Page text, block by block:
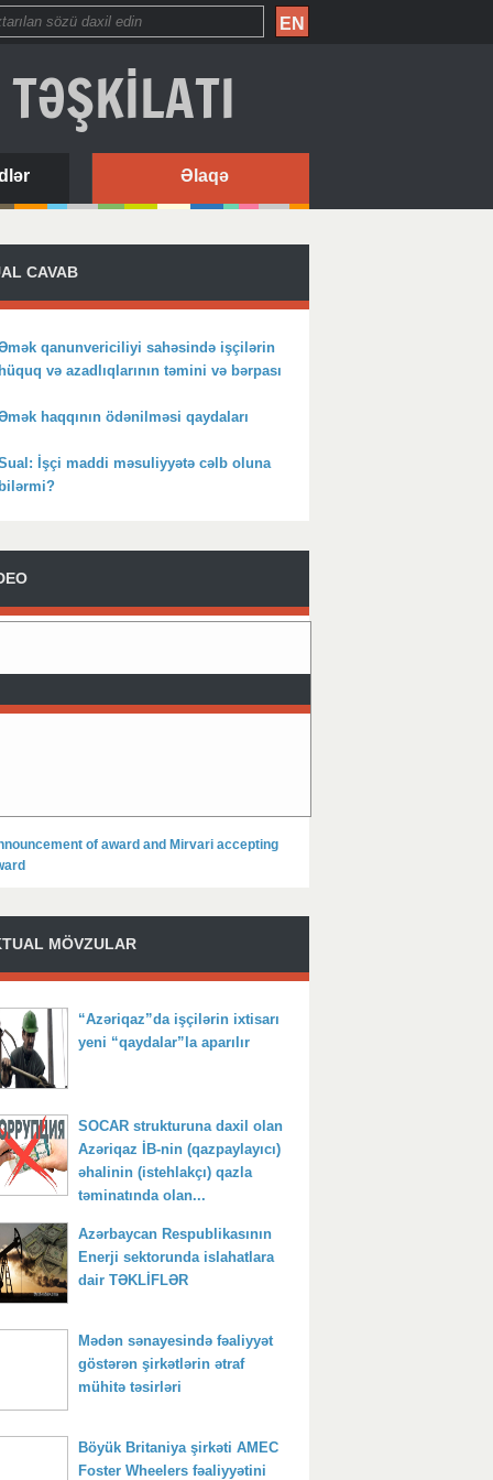
EN
Əlaqə
CAVAB
qanunvericiliyi sahəsində işçilərin
və azadlıqlarının təmini və bərpası
haqqının ödənilməsi qaydaları
İşçi maddi məsuliyyətə cəlb oluna
of award and Mirvari accepting
MÖVZULAR
“Azəriqaz”da işçilərin ixtisarı
yeni “qaydalar”la aparılır
SOCAR strukturuna daxil olan
Azəriqaz İB-nin (qazpaylayıcı)
əhalinin (istehlakçı) qazla
təminatında olan...
Azərbaycan Respublikasının
Enerji sektorunda islahatlara
dair TƏKLİFLƏR
Mədən sənayesində fəaliyyət
göstərən şirkətlərin ətraf
mühitə təsirləri
Böyük Britaniya şirkəti AMEC
Foster Wheelers fəaliyyətini